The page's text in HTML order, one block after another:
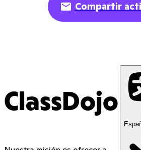
Compartir
ClassDojo